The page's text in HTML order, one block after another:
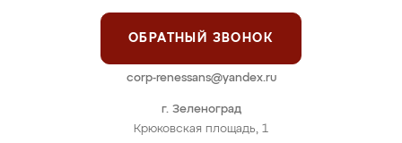
г. Зеленоград
Крюковская площадь, 1
ОБРАТНЫЙ ЗВОНОК
corp-renessans@yandex.ru